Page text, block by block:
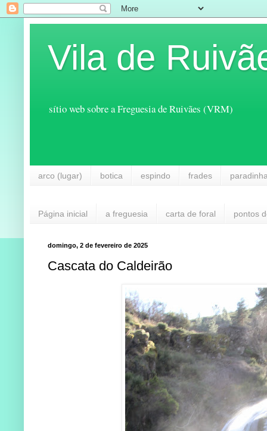
Vila de
sítio web sobre a Freguesia de Ruivães (VRM)
arco (lugar) botica espindo frades
Página inicial a freguesia carta de foral pontos
domingo, 2 de fevereiro de 2025
Cascata do Caldeirão